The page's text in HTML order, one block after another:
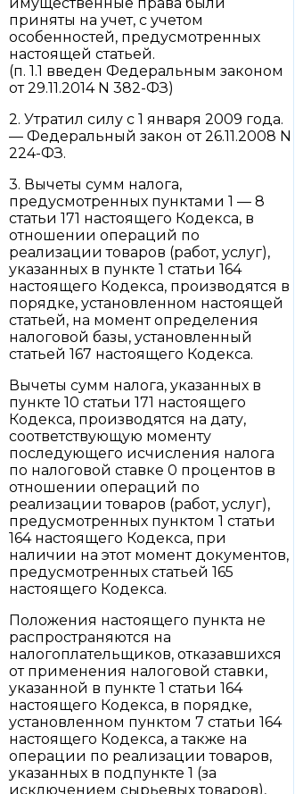
приняты на учет, с учетом
особенностей, предусмотренных
настоящей статьей.
(п. 1.1 введен Федеральным законом
от 29.11.2014 N 382-ФЗ)
2. Утратил силу с 1 января 2009 года.
— Федеральный закон от 26.11.2008 N
224-ФЗ.
3. Вычеты сумм налога,
предусмотренных пунктами 1 — 8
статьи 171 настоящего Кодекса, в
отношении операций по
реализации товаров (работ, услуг),
указанных в пункте 1 статьи 164
настоящего Кодекса, производятся в
порядке, установленном настоящей
статьей, на момент определения
налоговой базы, установленный
статьей 167 настоящего Кодекса.
Вычеты сумм налога, указанных в
пункте 10 статьи 171 настоящего
Кодекса, производятся на дату,
соответствующую моменту
последующего исчисления налога
по налоговой ставке 0 процентов в
отношении операций по
реализации товаров (работ, услуг),
предусмотренных пунктом 1 статьи
164 настоящего Кодекса, при
наличии на этот момент документов,
предусмотренных статьей 165
настоящего Кодекса.
Положения настоящего пункта не
распространяются на
налогоплательщиков, отказавшихся
от применения налоговой ставки,
указанной в пункте 1 статьи 164
настоящего Кодекса, в порядке,
установленном пунктом 7 статьи 164
настоящего Кодекса, а также на
операции по реализации товаров,
указанных в подпункте 1 (за
исключением сырьевых товаров),